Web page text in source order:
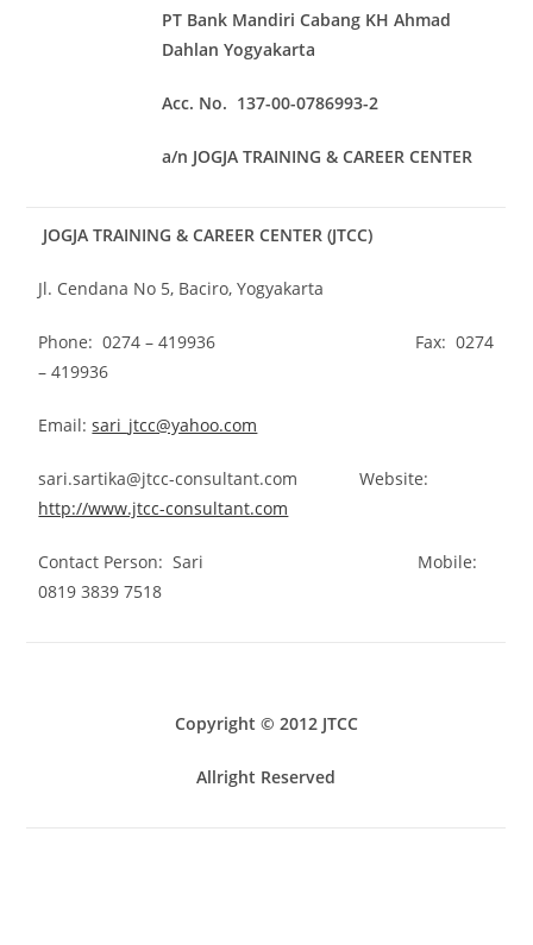
PT Bank Mandiri Cabang KH Ahmad
Dahlan Yogyakarta
Acc. No. 137-00-0786993-2
a/n JOGJA TRAINING & CAREER CENTER
JOGJA TRAINING & CAREER CENTER (JTCC)
Jl. Cendana No 5, Baciro, Yogyakarta
Phone: 0274 – 419936 Fax: 0274
– 419936
Email:sari_jtcc@yahoo.com
sari.sartika@jtcc-consultant.com Website:
http://www.jtcc-consultant.com
Contact Person: Sari Mobile:
0819 3839 7518
Copyright © 2012JTCC
Allright Reserved